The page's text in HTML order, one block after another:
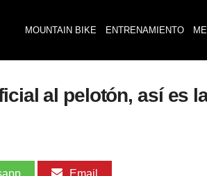
MOUNTAIN BIKE ENTRENAMIENTO
al pelotón, así es
Email